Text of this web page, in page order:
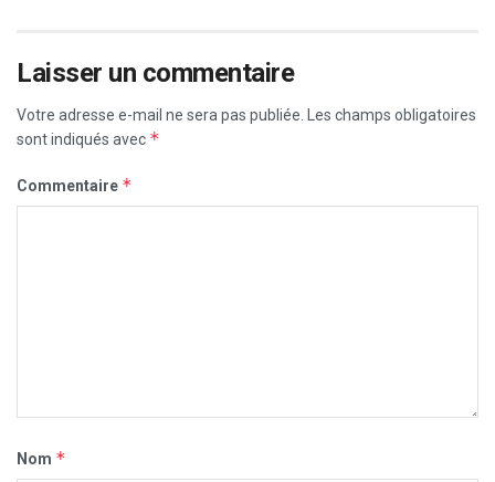
Laisser un commentaire
Votre adresse e-mail ne sera pas publiée. Les champs obligatoires
sont indiqués avec *
Commentaire *
Nom *